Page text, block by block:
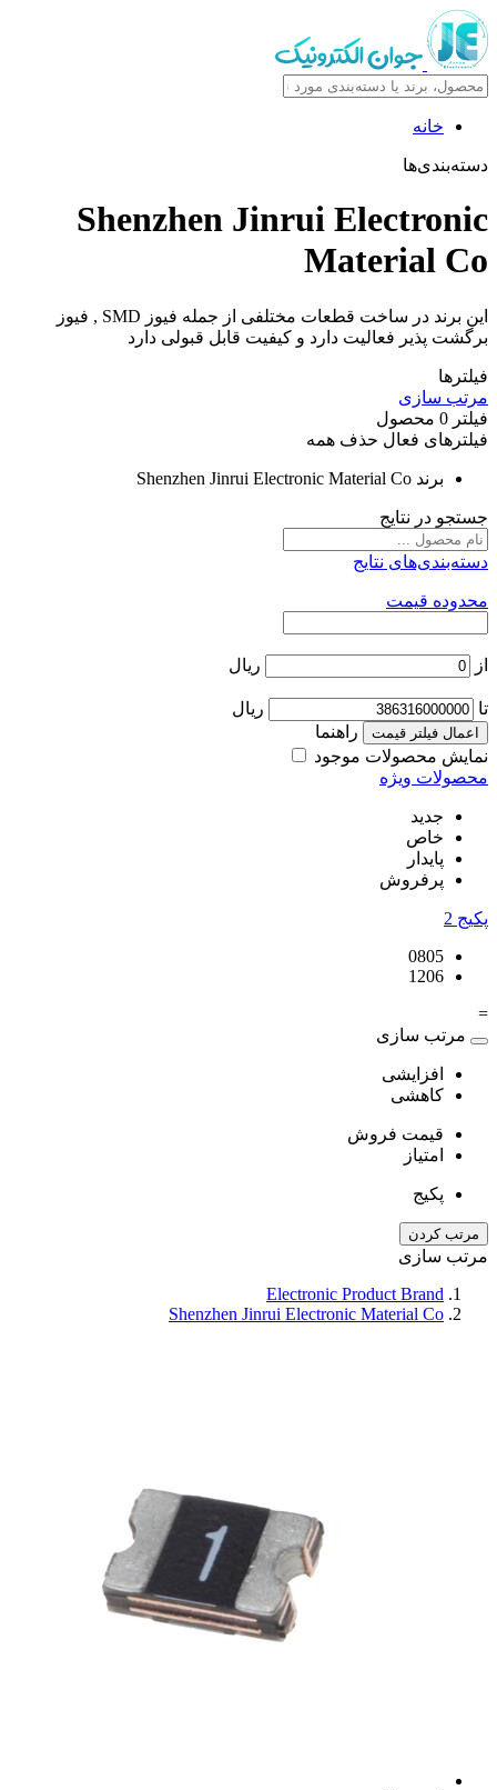
خانه
دسته‌بندی‌ها
Shenzhen Jinrui Electronic
Material Co
این برند در ساخت قطعات مختلفی از جمله فیوز SMD , فیوز
برگشت پذیر فعالیت دارد و کیفیت قابل قبولی دارد
فیلترها
مرتب سازی
فیلتر 0 محصول
فیلترهای فعال حذف همه
برند Shenzhen Jinrui Electronic Material Co
جستجو در نتایج
دسته‌بندی‌های نتایج
محدوده قیمت
از ریال
تا ریال
اعمال فیلتر قیمت
راهنما
نمایش محصولات موجود
محصولات ویژه
جدید
خاص
پایدار
پرفروش
پکیج 2
0805
1206
=
مرتب سازی
افزایشی
کاهشی
قیمت فروش
امتیاز
پکیج
مرتب کردن
مرتب سازی
Electronic Product Brand
Shenzhen Jinrui Electronic Material Co